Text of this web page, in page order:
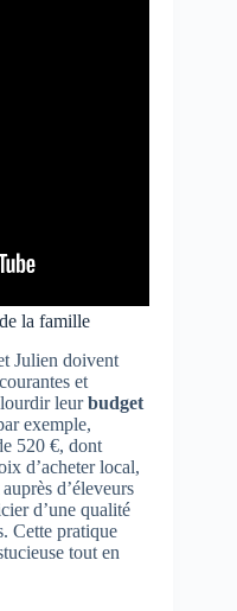
la famille
Julien doivent
et
leurbudget
exemple,
520 €, dont
d’acheter local,
d’éleveurs
d’une qualité
Cette pratique
tout en